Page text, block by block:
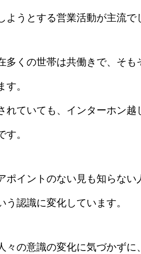
ようとする営業活動が主流で
多くの世帯は共働きで、そも
す。
れていても、インターホン
す。
ポイントのない見も知らな
う認識に変化しています。
々の意識の変化に気づかずに